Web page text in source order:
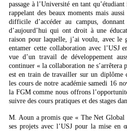
passage à l’Université en tant
rappelant des beaux moments mais
difficile d’accéder au campus,
d’aujourd’hui qui ont droit à une
raison pour laquelle, j’ai voulu, avec le
entamer cette collaboration avec l’USJ
vue d’un travail de développement
continuer « la collaboration ne s’arrêtera
est en train de travailler sur un diplôme
les cours de notre académie samedi 16
la FGM comme nous offrons
suivre des cours pratiques et des stages
M. Aoun a promis que « The Net Global
ses projets avec l’USJ pour la mise en